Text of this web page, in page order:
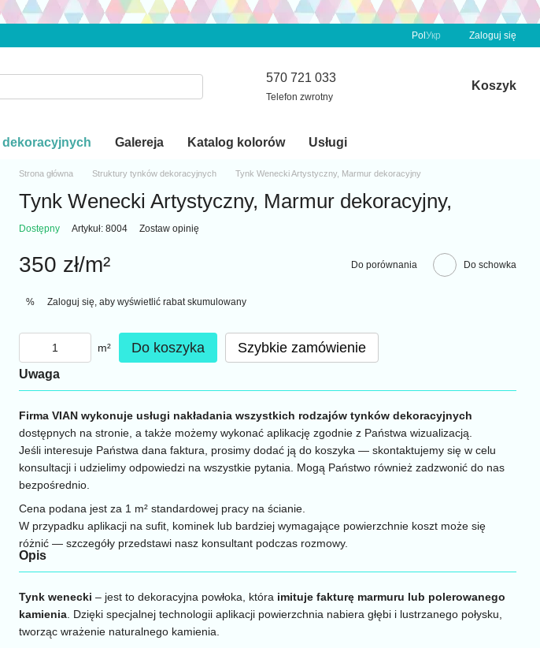
Pol Укр Zaloguj się
570 721 033
Telefon zwrotny
Koszyk
Galereja Katalog kolorów Usługi
Strona główna Struktury tynków dekoracyjnych Tynk Wenecki Artystyczny, Marmur dekoracyjny
Tynk Wenecki Artystyczny, Marmur dekoracyjny,
Dostępny Artykuł: 8004 Zostaw opinię
350 zł/m² Do porównania Do schowka
% Zaloguj się , aby wyświetlić rabat skumulowany
m² Do koszyka Szybkie zamówienie
Uwaga
Firma VIAN wykonuje usługi nakładania wszystkich rodzajów tynków dekoracyjnych
dostępnych na stronie, a także możemy wykonać aplikację zgodnie z Państwa wizualizacją.
Jeśli interesuje Państwa dana faktura, prosimy dodać ją do koszyka — skontaktujemy się w celu
konsultacji i udzielimy odpowiedzi na wszystkie pytania. Mogą Państwo również zadzwonić do nas
bezpośrednio.
Cena podana jest za 1 m² standardowej pracy na ścianie.
W przypadku aplikacji na sufit, kominek lub bardziej wymagające powierzchnie koszt może się
różnić — szczegóły przedstawi nasz konsultant podczas rozmowy.
Opis
Tynk wenecki – jest to dekoracyjna powłoka, która imituje fakturę marmuru lub polerowanego
kamienia. Dzięki specjalnej technologii aplikacji powierzchnia nabiera głębi i lustrzanego połysku,
tworząc wrażenie naturalnego kamienia.